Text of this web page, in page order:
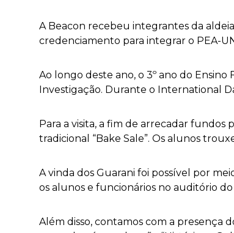
A Beacon recebeu integrantes da
credenciamento para integrar o PEA-
Ao longo deste ano, o 3º ano do
Investigação. Durante o International
Para a visita, a fim de arrecadar fundos
tradicional “Bake Sale”. Os alunos
A vinda dos Guarani foi possível por
os alunos e funcionários no auditório
Além disso, contamos com a presença